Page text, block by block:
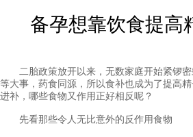
备孕想靠饮食提高
二胎政策放开以来，无数家庭开始紧锣密
等大事，药食同源，所以食补也成为了提高
进补，哪些食物又作用正好相反呢？
先看那些令人无比意外的反作用食物